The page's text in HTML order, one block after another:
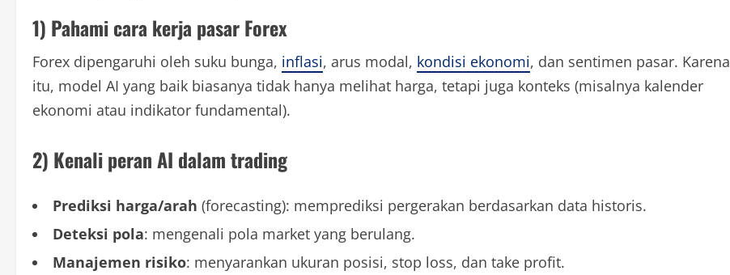
1) Pahami cara kerja pasar Forex
Forex dipengaruhi oleh suku bunga, inflasi, arus modal, kondisi ekonomi, dan sentimen pasar. Karena
itu, model AI yang baik biasanya tidak hanya melihat harga, tetapi juga konteks (misalnya kalender
ekonomi atau indikator fundamental).
2) Kenali peran AI dalam trading
Prediksi harga/arah (forecasting): memprediksi pergerakan berdasarkan data historis.
Deteksi pola: mengenali pola market yang berulang.
Manajemen risiko: menyarankan ukuran posisi, stop loss, dan take profit.